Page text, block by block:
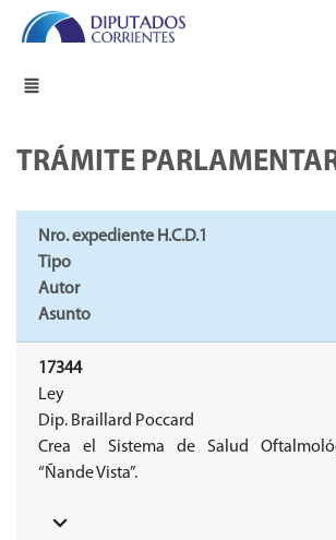
TRÁMITE
Nro. expediente H.C.D.1
Tipo
Autor
Asunto
17344
Ley
Dip. Braillard Poccard
Crea el Sistema de Salud
“Ñande Vista”.